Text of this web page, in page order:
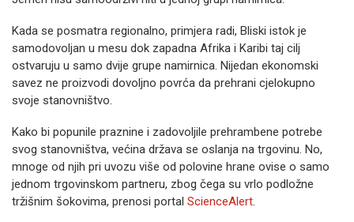
Kada se posmatra regionalno, primjera radi, Bliski istok je
samodovoljan u mesu dok zapadna Afrika i Karibi taj cilj
ostvaruju u samo dvije grupe namirnica. Nijedan ekonomski
savez ne proizvodi dovoljno povrća da prehrani cjelokupno
svoje stanovništvo.
Kako bi popunile praznine i zadovoljile prehrambene potrebe
svog stanovništva, većina država se oslanja na trgovinu. No,
mnoge od njih pri uvozu više od polovine hrane ovise o samo
jednom trgovinskom partneru, zbog čega su vrlo podložne
tržišnim šokovima, prenosi portal ScienceAlert.